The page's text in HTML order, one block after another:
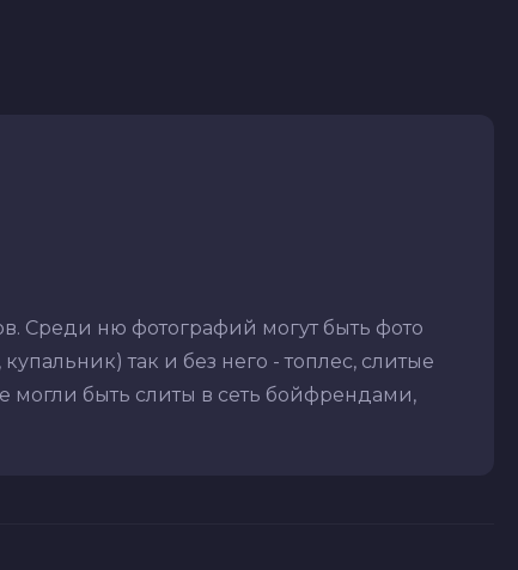
Среди ню фотографий могут быть фото
так и без него - топлес, слитые
могли быть слиты в сеть бойфрендами,